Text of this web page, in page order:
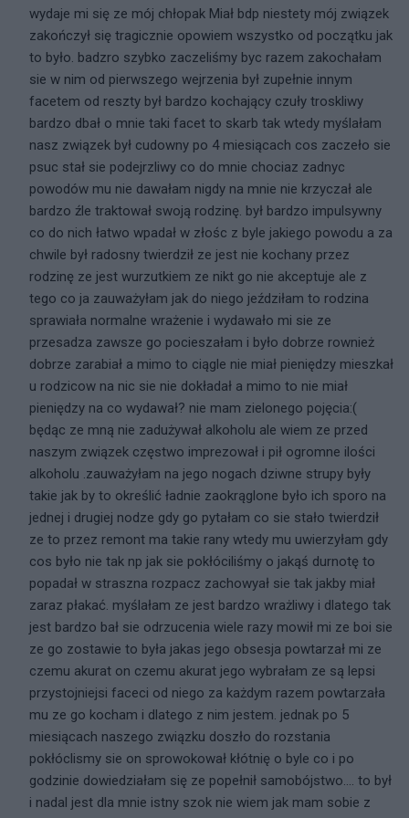
wydaje mi się ze mój chłopak Miał bdp niestety mój związek
zakończył się tragicznie opowiem wszystko od początku jak
to było. badzro szybko zaczeliśmy byc razem zakochałam
sie w nim od pierwszego wejrzenia był zupełnie innym
facetem od reszty był bardzo kochający czuły troskliwy
bardzo dbał o mnie taki facet to skarb tak wtedy myślałam
nasz związek był cudowny po 4 miesiącach cos zaczeło sie
psuc stał sie podejrzliwy co do mnie chociaz zadnyc
powodów mu nie dawałam nigdy na mnie nie krzyczał ale
bardzo źle traktował swoją rodzinę. był bardzo impulsywny
co do nich łatwo wpadał w złośc z byle jakiego powodu a za
chwile był radosny twierdził ze jest nie kochany przez
rodzinę ze jest wurzutkiem ze nikt go nie akceptuje ale z
tego co ja zauważyłam jak do niego jeździłam to rodzina
sprawiała normalne wrażenie i wydawało mi sie ze
przesadza zawsze go pocieszałam i było dobrze rownież
dobrze zarabiał a mimo to ciągle nie miał pieniędzy mieszkał
u rodzicow na nic sie nie dokładał a mimo to nie miał
pieniędzy na co wydawał? nie mam zielonego pojęcia:(
będąc ze mną nie zadużywał alkoholu ale wiem ze przed
naszym związek częstwo imprezował i pił ogromne ilości
alkoholu .zauważyłam na jego nogach dziwne strupy były
takie jak by to określić ładnie zaokrąglone było ich sporo na
jednej i drugiej nodze gdy go pytałam co sie stało twierdził
ze to przez remont ma takie rany wtedy mu uwierzyłam gdy
cos było nie tak np jak sie pokłóciliśmy o jakąś durnotę to
popadał w straszna rozpacz zachowyał sie tak jakby miał
zaraz płakać. myślałam ze jest bardzo wrażliwy i dlatego tak
jest bardzo bał sie odrzucenia wiele razy mowił mi ze boi sie
ze go zostawie to była jakas jego obsesja powtarzał mi ze
czemu akurat on czemu akurat jego wybrałam ze są lepsi
przystojniejsi faceci od niego za każdym razem powtarzała
mu ze go kocham i dlatego z nim jestem. jednak po 5
miesiącach naszego związku doszło do rozstania
pokłóclismy sie on sprowokował kłótnię o byle co i po
godzinie dowiedziałam się ze popełnił samobójstwo.... to był
i nadal jest dla mnie istny szok nie wiem jak mam sobie z